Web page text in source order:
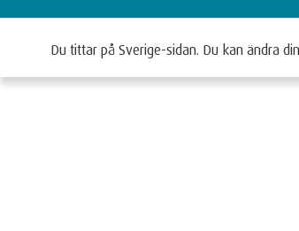
Du tittar på Sverige-sidan. Du kan ändra